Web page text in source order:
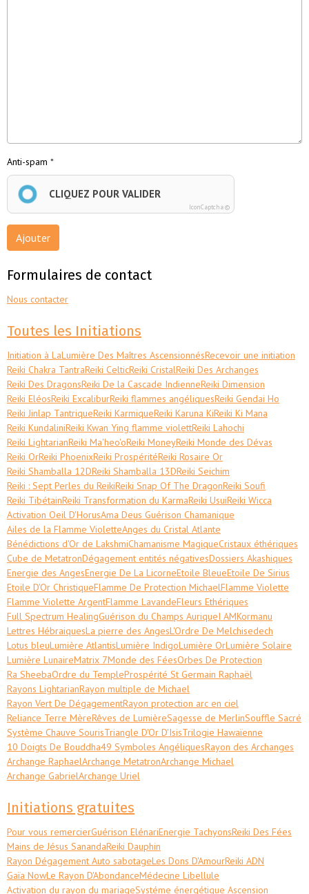
Anti-spam
CLIQUEZ POUR VALIDER
IconCaptcha ©
Ajouter
Formulaires de contact
Nous contacter
Toutes les Initiations
Initiation à LaLumière Des Maîtres AscensionnésRecevoir une initiation
Reiki Chakra TantraReiki CelticReiki CristalReiki Des Archanges
Reiki Des DragonsReiki De la Cascade IndienneReiki Dimension
Reiki EléosReiki ExcaliburReiki flammes angéliquesReiki Gendai Ho
Reiki Jinlap TantriqueReiki KarmiqueReiki Karuna KiReiki Ki Mana
Reiki KundaliniReiki Kwan Ying flamme violettReiki Lahochi
Reiki LightarianReiki Ma'heo'oReiki MoneyReiki Monde des Dévas
Reiki OrReiki PhoenixReiki ProspéritéReiki Rosaire Or
Reiki Shamballa 12DReiki Shamballa 13DReiki Seichim
Reiki : Sept Perles du ReikiReiki Snap Of The DragonReiki Soufi
Reiki TibétainReiki Transformation du KarmaReiki UsuiReiki Wicca
Activation Oeil D'HorusAma Deus Guérison Chamanique
Ailes de la Flamme VioletteAnges du Cristal Atlante
Bénédictions d'Or de LakshmiChamanisme MagiqueCristaux éthériques
Cube de MetatronDégagement entités négativesDossiers Akashiques
Energie des AngesEnergie De La LicorneEtoile BleueEtoile De Sirius
Etoile D'Or ChristiqueFlamme De Protection MichaelFlamme Violette
Flamme Violette ArgentFlamme LavandeFleurs Ethériques
Full Spectrum HealingGuérison du Champs AuriqueI AMKormanu
Lettres HébraiquesLa pierre des AngesL'Ordre De Melchisedech
Lotus bleuLumière AtlantisLumière IndigoLumière OrLumière Solaire
Lumière LunaireMatrix 7Monde des FéesOrbes De Protection
Ra SheebaOrdre du TempleProspérité St Germain Raphaël
Rayons LightarianRayon multiple de Michael
Rayon Vert De DégagementRayon protection arc en ciel
Reliance Terre MèreRêves de LumièreSagesse de MerlinSouffle Sacré
Système Chauve SourisTriangle D'Or D'IsisTrilogie Hawaïenne
10 Doigts De Bouddha49 Symboles AngéliquesRayon des Archanges
Archange RaphaelArchange MetatronArchange Michael
Archange GabrielArchange Uriel
Initiations gratuites
Pour vous remercierGuérison ElénariEnergie TachyonsReiki Des Fées
Mains de Jésus SanandaReiki Dauphin
Rayon Dégagement Auto sabotageLes Dons D'AmourReiki ADN
Gaïa NowLe Rayon D'AbondanceMédecine Libellule
Activation du rayon du mariageSystéme énergétique Ascension